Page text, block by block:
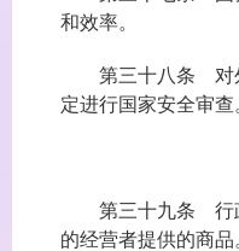
和效率。
第三十八条 对外
定进行国家安全审查
第三十九条 行政
的经营者提供的商品